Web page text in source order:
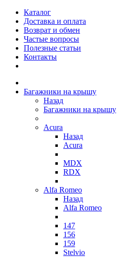
Каталог
Доставка и оплата
Возврат и обмен
Частые вопросы
Полезные статьи
Контакты
Багажники на крышу
Назад
Багажники на крышу
Acura
Назад
Acura
MDX
RDX
Alfa Romeo
Назад
Alfa Romeo
147
156
159
Stelvio